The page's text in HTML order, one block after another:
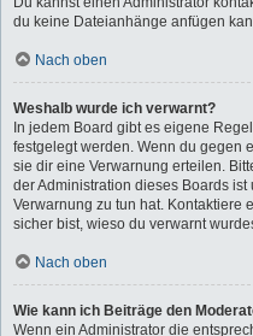
du keine Dateianhänge anfügen
Nach oben
Weshalb wurde ich verwarnt?
In jedem Board gibt es eigene
festgelegt werden. Wenn du gegen
sie dir eine Verwarnung erteilen.
der Administration dieses Boards
Verwarnung zu tun hat. Kontaktiere
sicher bist, wieso du verwarnt
Nach oben
Wie kann ich Beiträge den
Wenn ein Administrator die